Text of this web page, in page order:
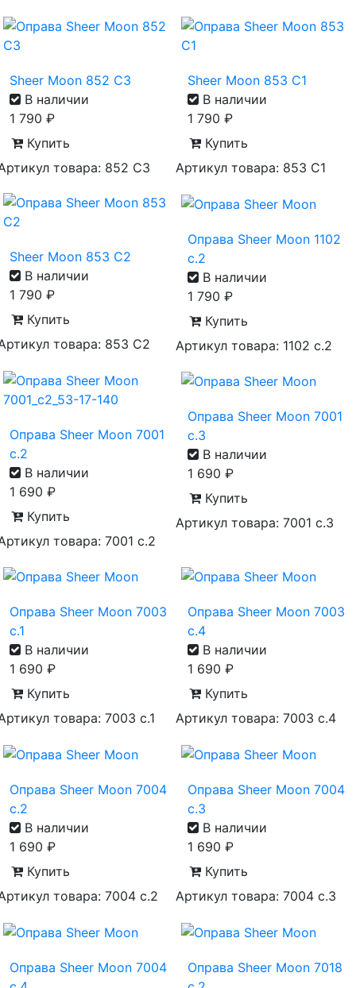
Sheer Moon 852 С3
В наличии
1 790 ₽
Купить
товара: 852 С3
Sheer Moon 853 С1
В наличии
1 790 ₽
Купить
Артикул товара: 853 С1
Sheer Moon 853 С2
В наличии
1 790 ₽
Купить
товара: 853 С2
Оправа Sheer Moon 1102
c.2
В наличии
1 790 ₽
Купить
Артикул товара: 1102 c.2
Оправа Sheer Moon 7001
с.2
В наличии
1 690 ₽
Купить
товара: 7001 с.2
Оправа Sheer Moon 7001
с.3
В наличии
1 690 ₽
Купить
Артикул товара: 7001 с.3
Оправа Sheer Moon 7003
с.1
В наличии
1 690 ₽
Купить
товара: 7003 с.1
Оправа Sheer Moon 7003
с.4
В наличии
1 690 ₽
Купить
Артикул товара: 7003 с.4
Оправа Sheer Moon 7004
с.2
В наличии
1 690 ₽
Купить
товара: 7004 с.2
Оправа Sheer Moon 7004
с.3
В наличии
1 690 ₽
Купить
Артикул товара: 7004 с.3
Оправа Sheer Moon 7004
Оправа Sheer Moon 7018